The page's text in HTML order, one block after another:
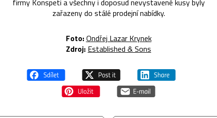
firmy Konspeti a všechny i doposud nevystavené kusy byly
zařazeny do stálé prodejní nabídky.
Foto:Ondřej Lazar Krynek
Zdroj: Established & Sons